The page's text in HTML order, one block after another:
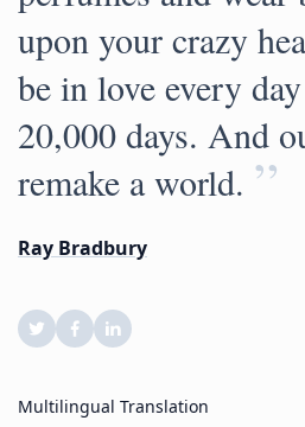
upon your crazy
be in love every
20,000 days. And
remake a world. ”
Ray Bradbury
Multilingual Translation